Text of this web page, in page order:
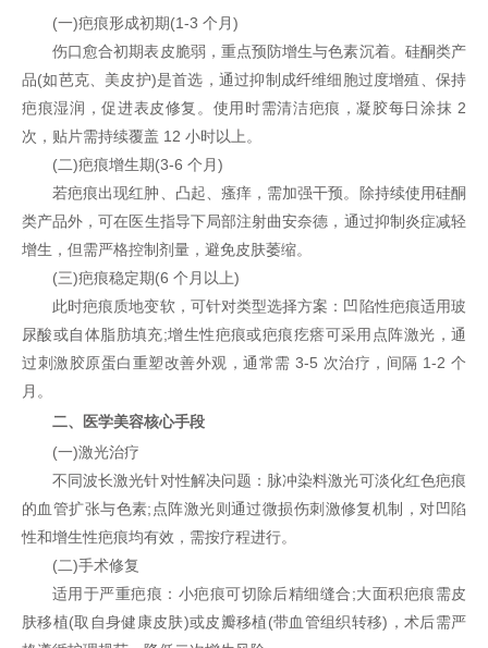
(一)疤痕形成初期(1-3 个月)
伤口愈合初期表皮脆弱，重点预防增生与色素沉着。硅酮类产
品(如芭克、美皮护)是首选，通过抑制成纤维细胞过度增殖、保持
疤痕湿润，促进表皮修复。使用时需清洁疤痕，凝胶每日涂抹 2
次，贴片需持续覆盖 12 小时以上。
(二)疤痕增生期(3-6 个月)
若疤痕出现红肿、凸起、瘙痒，需加强干预。除持续使用硅酮
类产品外，可在医生指导下局部注射曲安奈德，通过抑制炎症减轻
增生，但需严格控制剂量，避免皮肤萎缩。
(三)疤痕稳定期(6 个月以上)
此时疤痕质地变软，可针对类型选择方案：凹陷性疤痕适用玻
尿酸或自体脂肪填充;增生性疤痕或疤痕疙瘩可采用点阵激光，通
过刺激胶原蛋白重塑改善外观，通常需 3-5 次治疗，间隔 1-2 个
月。
二、医学美容核心手段
(一)激光治疗
不同波长激光针对性解决问题：脉冲染料激光可淡化红色疤痕
的血管扩张与色素;点阵激光则通过微损伤刺激修复机制，对凹陷
性和增生性疤痕均有效，需按疗程进行。
(二)手术修复
适用于严重疤痕：小疤痕可切除后精细缝合;大面积疤痕需皮
肤移植(取自身健康皮肤)或皮瓣移植(带血管组织转移)，术后需严